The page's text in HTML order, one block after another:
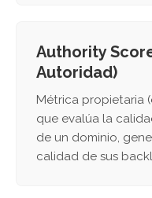
Authority
Autoridad)
Métrica propietaria
que evalúa la
de un dominio,
calidad de sus